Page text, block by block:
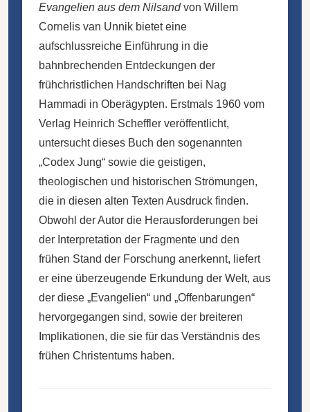
Evangelien aus dem Nilsandvon Willem
Cornelis van Unnik bietet eine
aufschlussreiche Einführung in die
bahnbrechenden Entdeckungen der
frühchristlichen Handschriften bei Nag
Hammadi in Oberägypten. Erstmals 1960 vom
Verlag Heinrich Scheffler veröffentlicht,
untersucht dieses Buch den sogenannten
„Codex Jung“ sowie die geistigen,
theologischen und historischen Strömungen,
die in diesen alten Texten Ausdruck finden.
Obwohl der Autor die Herausforderungen bei
der Interpretation der Fragmente und den
frühen Stand der Forschung anerkennt, liefert
er eine überzeugende Erkundung der Welt, aus
der diese „Evangelien“ und „Offenbarungen“
hervorgegangen sind, sowie der breiteren
Implikationen, die sie für das Verständnis des
frühen Christentums haben.